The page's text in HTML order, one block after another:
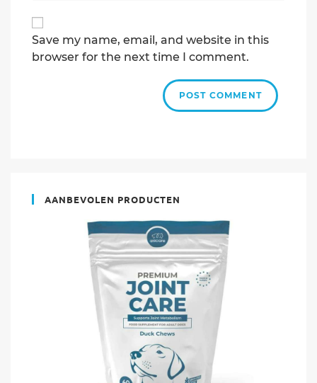
to
comment
Save my name, email, and website in this
browser for the next time I comment.
AANBEVOLEN PRODUCTEN